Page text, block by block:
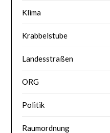
Klima
Krabbelstube
Landesstraßen
ORG
Politik
Raumordnung